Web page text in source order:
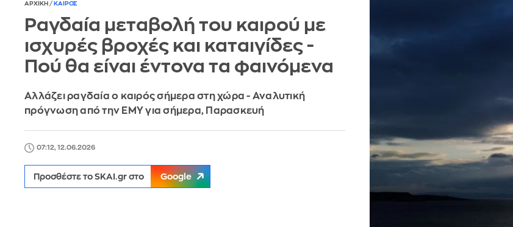
ΑΡΧΙΚΗ / ΚΑΙΡΟΣ
Ραγδαία μεταβολή του καιρού με
ισχυρές βροχές και καταιγίδες -
Πού θα είναι έντονα τα φαινόμενα
Αλλάζει ραγδαία ο καιρός σήμερα στη χώρα - Αναλυτική
πρόγνωση από την ΕΜΥ για σήμερα, Παρασκευή
07:12, 12.06.2026
Προσθέστε το SKAI.gr στο Google